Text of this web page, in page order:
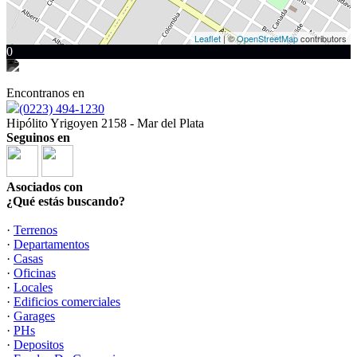
Leaflet| ©OpenStreetMapcontributors
0
Encontranos en
(0223) 494-1230
Hipólito Yrigoyen 2158 - Mar del Plata
Seguinos en
Asociados con
¿Qué estás buscando?
· Terrenos
· Departamentos
· Casas
· Oficinas
· Locales
· Edificios comerciales
· Garages
· PHs
· Depositos